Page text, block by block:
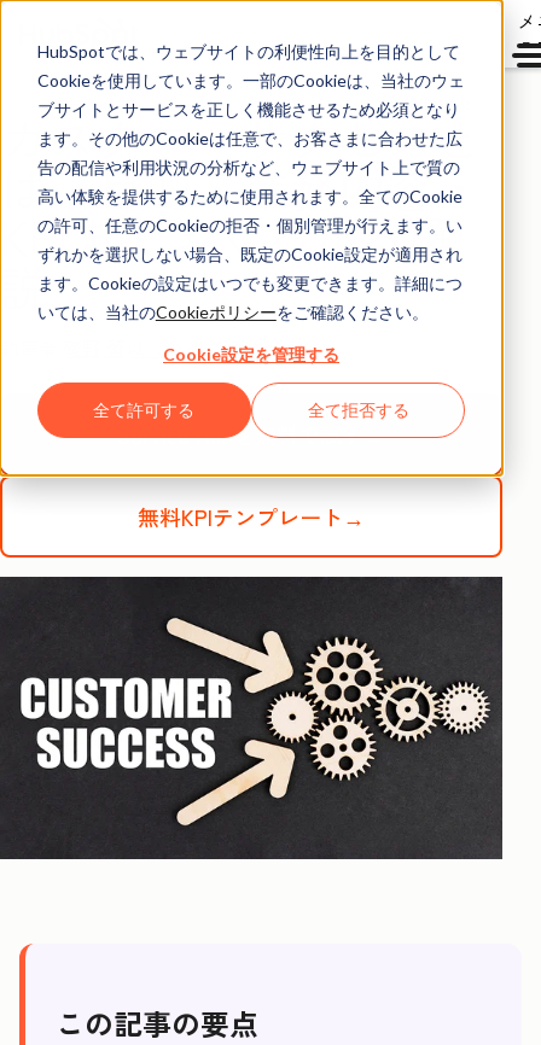
HubSpotでは、ウェブサイトの利便性向上を目的として
Cookieを使用しています。一部のCookieは、当社のウェ
ブサイトとサービスを正しく機能させるため必須となり
ます。その他のCookieは任意で、お客さまに合わせた広
告の配信や利用状況の分析など、ウェブサイト上で質の
高い体験を提供するために使用されます。全てのCookie
の許可、任意のCookieの拒否・個別管理が行えます。い
ずれかを選択しない場合、既定のCookie設定が適用され
ます。Cookieの設定はいつでも変更できます。詳細につ
いては、当社のCookieポリシーをご確認ください。
Cookie設定を管理する
全て許可する 全て拒否する
Service Hub
カスタマーサクセスと
は？目的・業務内容・
KPIまでよくわかる解
説
磯野 留以（いその るい）
Service Hubを無料で試す→
無料KPIテンプレート→
この記事の要点